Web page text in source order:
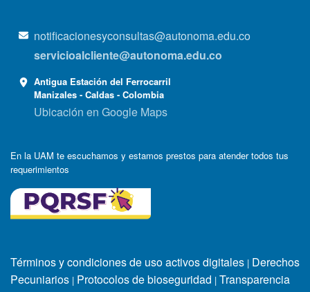
notificacionesyconsultas@autonoma.edu.co
servicioalcliente@autonoma.edu.co
Antigua Estación del Ferrocarril
Manizales - Caldas - Colombia
Ubicación en Google Maps
En la UAM te escuchamos y estamos prestos para atender todos tus
requerimientos
Términos y condiciones de uso activos digitales | Derechos
Pecuniarios | Protocolos de bioseguridad | Transparencia